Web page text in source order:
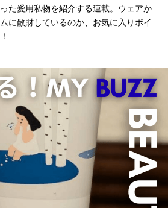
た愛用私物を紹介する連載。ウェアか
に散財しているのか、お気に入りポイ